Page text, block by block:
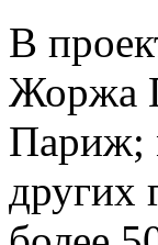
В
Жоржа
Париж;
других